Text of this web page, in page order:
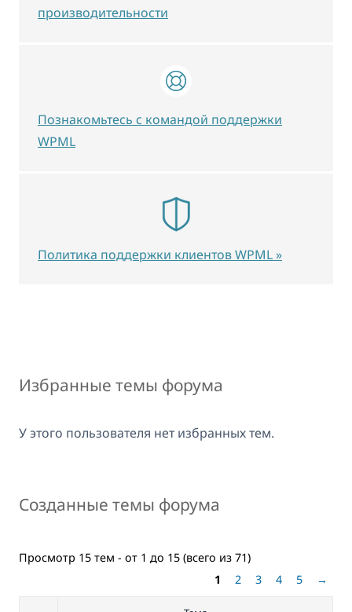
Избранные темы форума
У этого пользователя нет избранных тем.
Созданные темы форума
Просмотр 15 тем - от 1 до 15 (всего из 71)
1
2 3 4 5 →
производительности
Познакомьтесь с командой поддержки
WPML
Политика поддержки клиентов WPML »